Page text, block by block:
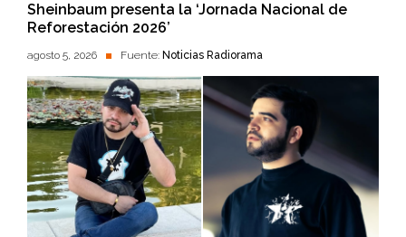
Sheinbaum presenta la ‘Jornada Nacional de
Reforestación 2026’
agosto 5, 2026 Fuente: Noticias Radiorama